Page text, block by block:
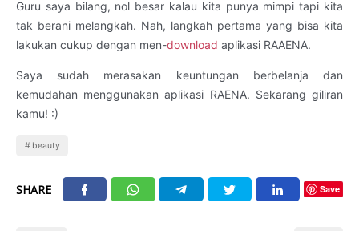
Guru saya bilang, nol besar kalau kita punya mimpi tapi kita
tak berani melangkah. Nah, langkah pertama yang bisa kita
lakukan cukup dengan men-download aplikasi RAAENA.
Saya sudah merasakan keuntungan berbelanja dan
kemudahan menggunakan aplikasi RAENA. Sekarang giliran
kamu! :)
beauty
SHARE Save